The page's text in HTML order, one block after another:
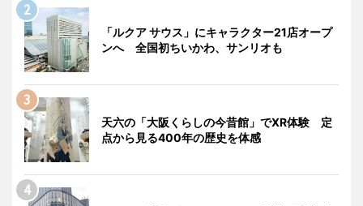
「ルクア サウス」にキャラクター21店オープ
ンへ 全国初ちいかわ、サンリオも
天六の「大阪くらしの今昔館」でXR体験 定
点から見る400年の歴史を体感